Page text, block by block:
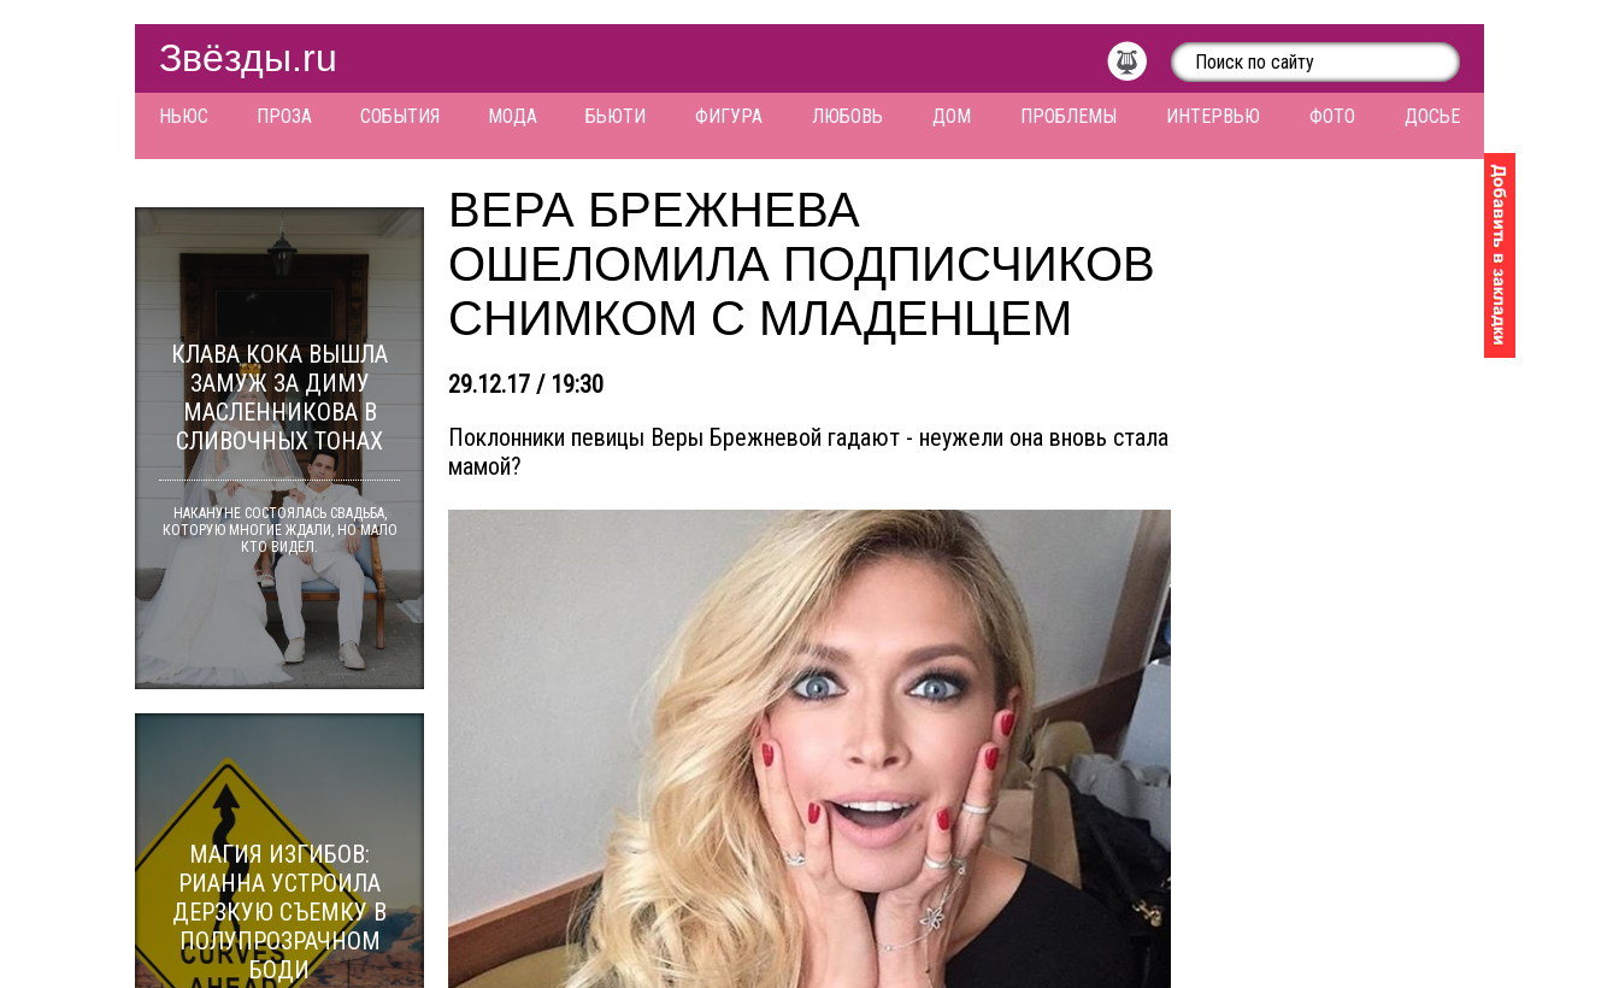
Звёзды.ru
НЬЮС ПРОЗА СОБЫТИЯ МОДА БЬЮТИ ФИГУРА ЛЮБОВЬ ДОМ ПРОБЛЕМЫ ИНТЕРВЬЮ ФОТО ДОСЬЕ
ВЕРА БРЕЖНЕВА
ОШЕЛОМИЛА ПОДПИСЧИКОВ
СНИМКОМ С МЛАДЕНЦЕМ
29.12.17 / 19:30
Поклонники певицы Веры Брежневой гадают - неужели она вновь стала
мамой?
КЛАВА КОКА ВЫШЛА
ЗАМУЖ ЗА ДИМУ
МАСЛЕННИКОВА В
СЛИВОЧНЫХ ТОНАХ
НАКАНУНЕ СОСТОЯЛАСЬ СВАДЬБА,
КОТОРУЮ МНОГИЕ ЖДАЛИ, НО МАЛО
КТО ВИДЕЛ.
МАГИЯ ИЗГИБОВ:
РИАННА УСТРОИЛА
ДЕРЗКУЮ СЪЕМКУ В
ПОЛУПРОЗРАЧНОМ
БОДИ